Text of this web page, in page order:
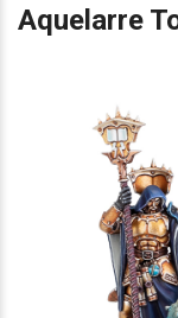
Aquelarre